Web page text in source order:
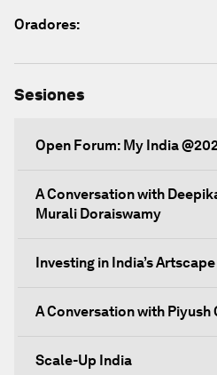
Oradores:
Sesiones
Open Forum: My India
A Conversation with
Murali Doraiswamy
Investing in India’s Artscape
A Conversation with Piyush
Scale-Up India